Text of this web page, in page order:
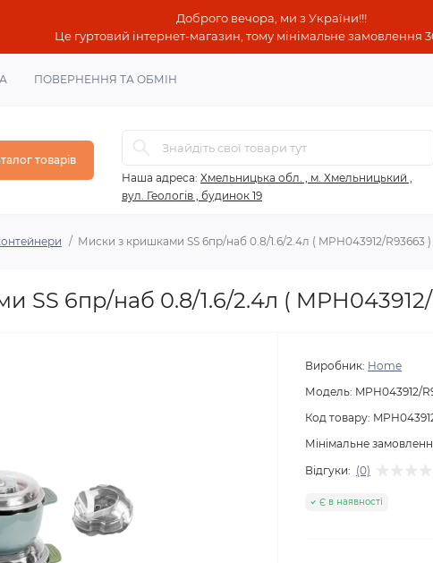
Доброго вечора, ми з України!!!
Це гуртовий інтернет-магазин, тому мінімальне замовлення
ПОВЕРНЕННЯ ТА ОБМІН
товарів
Наша адреса: Хмельницька обл. , м. Хмельницький ,
вул. Геологів , будинок 19
Миски з кришками SS 6пр/наб 0.8/1.6/2.4л ( MPH043912/R93663 )
SS 6пр/наб 0.8/1.6/2.4л (
Виробник: Home
Модель: MPH043912/
Код товару:
Мінімальне
Відгуки: (0)
Є в наявності